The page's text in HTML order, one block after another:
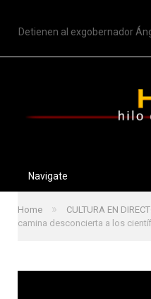
Detienen al exgobernador
Navigate
Home » CULTURA EN
camina desconcierta a los